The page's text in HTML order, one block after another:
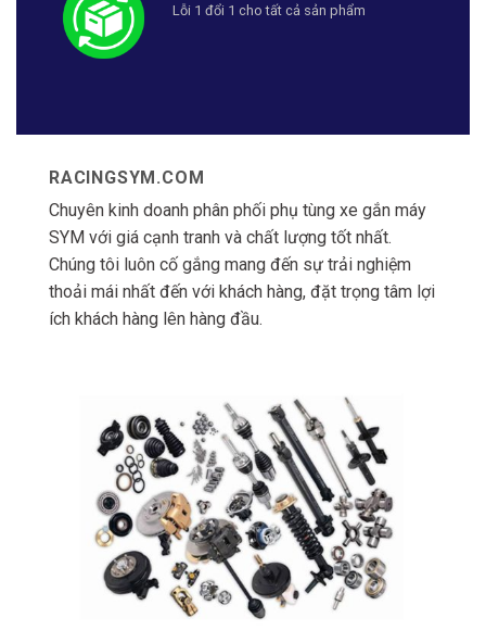
Lỗi 1 đổi 1 cho tất cả sản phẩm
RACINGSYM.COM
Chuyên kinh doanh phân phối phụ tùng xe gắn máy
SYM với giá cạnh tranh và chất lượng tốt nhất.
Chúng tôi luôn cố gắng mang đến sự trải nghiệm
thoải mái nhất đến với khách hàng, đặt trọng tâm lợi
ích khách hàng lên hàng đầu.